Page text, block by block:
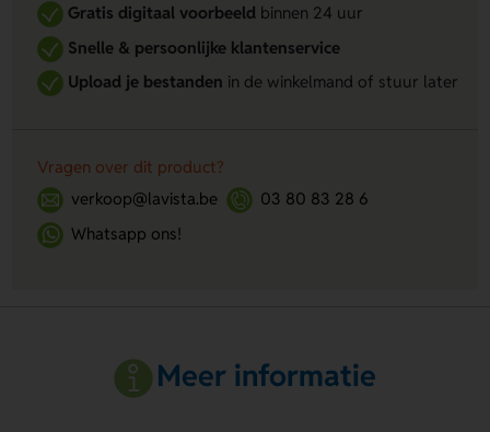
Gratis digitaal voorbeeldbinnen 24 uur
Snelle & persoonlijke klantenservice
Upload je bestanden in de winkelmand of stuur later
Vragen over dit product?
verkoop@lavista.be
03 80 83 28 6
Whatsapp ons!
Meer informatie